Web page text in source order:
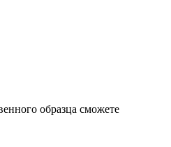
образца сможете